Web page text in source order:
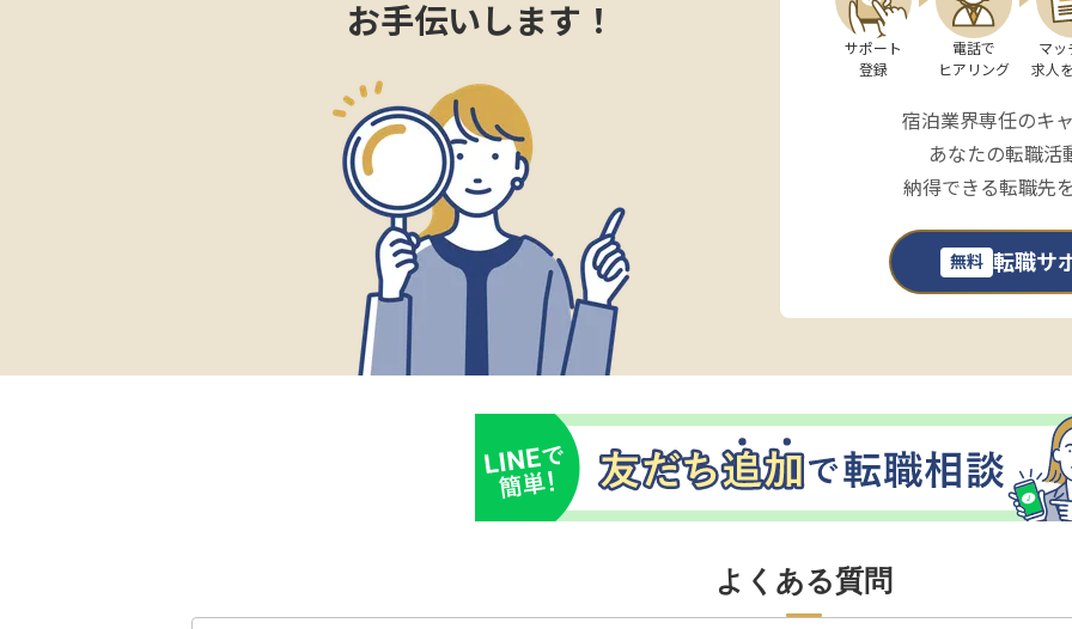
※2026年03月06日時点の情報です
お手伝いします！
サポート
登録
電話で
ヒアリング
マッ
求人
宿泊業界専任のキ
あなたの転職活
納得できる転職先
無料 転職サ
よくある質問